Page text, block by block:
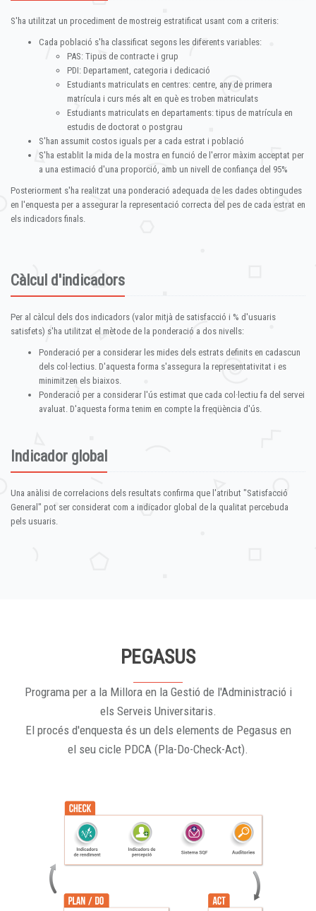
S'ha utilitzat un procediment de mostreig estratificat usant com a criteris:
Cada població s'ha classificat segons les diferents variables:
PAS: Tipus de contracte i grup
PDI: Departament, categoria i dedicació
Estudiants matriculats en centres: centre, any de primera
matrícula i curs més alt en què es troben matriculats
Estudiants matriculats en departaments: tipus de matrícula en
estudis de doctorat o postgrau
S'han assumit costos iguals per a cada estrat i població
S'ha establit la mida de la mostra en funció de l'error màxim acceptat per
a una estimació d'una proporció, amb un nivell de confiança del 95%
Posteriorment s'ha realitzat una ponderació adequada de les dades obtingudes
en l'enquesta per a assegurar la representació correcta del pes de cada estrat en
els indicadors finals.
Càlcul d'indicadors
Per al càlcul dels dos indicadors (valor mitjà de satisfacció i % d'usuaris
satisfets) s'ha utilitzat el mètode de la ponderació a dos nivells:
Ponderació per a considerar les mides dels estrats definits en cadascun
dels col·lectius. D'aquesta forma s'assegura la representativitat i es
minimitzen els biaixos.
Ponderació per a considerar l'ús estimat que cada col·lectiu fa del servei
avaluat. D'aquesta forma tenim en compte la freqüència d'ús.
Indicador global
Una anàlisi de correlacions dels resultats confirma que l'atribut "Satisfacció
General" pot ser considerat com a indicador global de la qualitat percebuda
pels usuaris.
PEGASUS
Programa per a la Millora en la Gestió de l'Administració i
els Serveis Universitaris.
El procés d'enquesta és un dels elements de Pegasus en
el seu cicle PDCA (Pla-Do-Check-Act).